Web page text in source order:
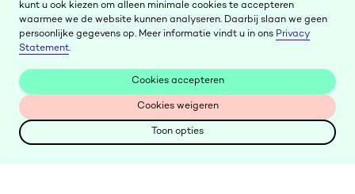
kunt u ook kiezen om alleen minimale cookies te accepteren
waarmee we de website kunnen analyseren. Daarbij slaan we geen
persoonlijke gegevens op. Meer informatie vindt u in ons Privacy
Statement.
Cookies accepteren
Cookies accepteren
Cookies weigeren
Cookies weigeren
Toon opties
Toon opties